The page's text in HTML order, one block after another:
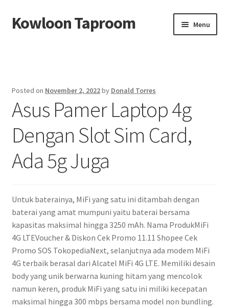
Skip
to
Skip
to
Kowloon Taproom Menu
Contact us
Privacy Policy
Posted on November 2, 2022by Donald Torres
Asus Pamer Laptop 4g
Dengan Slot Sim Card,
Ada 5g Juga
Untuk baterainya, MiFi yang satu ini ditambah dengan
baterai yang amat mumpuni yaitu baterai bersama
kapasitas maksimal hingga 3250 mAh. Nama ProdukMiFi
4G LTEVoucher & Diskon Cek Promo 11.11 Shopee Cek
Promo SOS TokopediaNext, selanjutnya ada modem MiFi
4G terbaik berasal dari Alcatel MiFi 4G LTE. Memiliki desain
body yang unik berwarna kuning hitam yang mencolok
namun keren, produk MiFi yang satu ini miliki kecepatan
maksimal hingga 300 mbps bersama model non bundling.